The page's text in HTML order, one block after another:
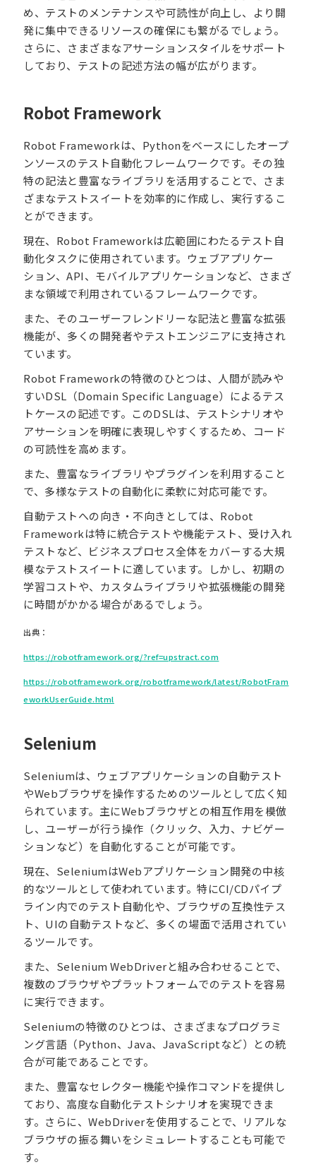
め、テストのメンテナンスや可読性が向上し、より開
発に集中できるリソースの確保にも繋がるでしょう。
さらに、さまざまなアサーションスタイルをサポート
しており、テストの記述方法の幅が広がります。
Robot Framework
Robot Frameworkは、Pythonをベースにしたオープ
ンソースのテスト自動化フレームワークです。その独
特の記法と豊富なライブラリを活用することで、さま
ざまなテストスイートを効率的に作成し、実行するこ
とができます。
現在、Robot Frameworkは広範囲にわたるテスト自
動化タスクに使用されています。ウェブアプリケー
ション、API、モバイルアプリケーションなど、さまざ
まな領域で利用されているフレームワークです。
また、そのユーザーフレンドリーな記法と豊富な拡張
機能が、多くの開発者やテストエンジニアに支持され
ています。
Robot Frameworkの特徴のひとつは、人間が読みや
すいDSL（Domain Specific Language）によるテス
トケースの記述です。このDSLは、テストシナリオや
アサーションを明確に表現しやすくするため、コード
の可読性を高めます。
また、豊富なライブラリやプラグインを利用すること
で、多様なテストの自動化に柔軟に対応可能です。
自動テストへの向き・不向きとしては、Robot
Frameworkは特に統合テストや機能テスト、受け入れ
テストなど、ビジネスプロセス全体をカバーする大規
模なテストスイートに適しています。しかし、初期の
学習コストや、カスタムライブラリや拡張機能の開発
に時間がかかる場合があるでしょう。
出典：
https://robotframework.org/?ref=upstract.com
https://robotframework.org/robotframework/latest/RobotFram
eworkUserGuide.html
Selenium
Seleniumは、ウェブアプリケーションの自動テスト
やWebブラウザを操作するためのツールとして広く知
られています。主にWebブラウザとの相互作用を模倣
し、ユーザーが行う操作（クリック、入力、ナビゲー
ションなど）を自動化することが可能です。
現在、SeleniumはWebアプリケーション開発の中核
的なツールとして使われています。特にCI/CDパイプ
ライン内でのテスト自動化や、ブラウザの互換性テス
ト、UIの自動テストなど、多くの場面で活用されてい
るツールです。
また、Selenium WebDriverと組み合わせることで、
複数のブラウザやプラットフォームでのテストを容易
に実行できます。
Seleniumの特徴のひとつは、さまざまなプログラミ
ング言語（Python、Java、JavaScriptなど）との統
合が可能であることです。
また、豊富なセレクター機能や操作コマンドを提供し
ており、高度な自動化テストシナリオを実現できま
す。さらに、WebDriverを使用することで、リアルな
ブラウザの振る舞いをシミュレートすることも可能で
す。